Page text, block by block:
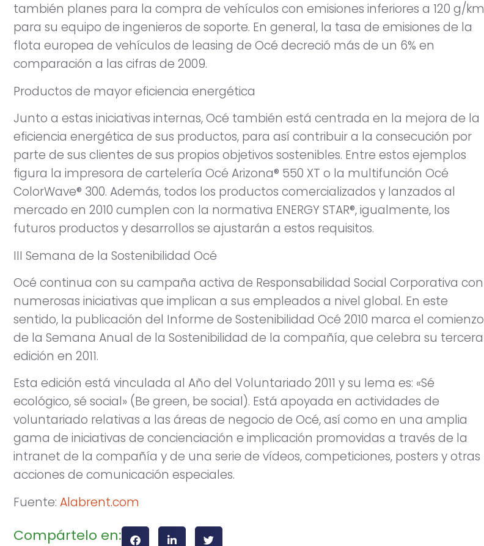
también planes para la compra de vehículos con emisiones inferiores a 120 g/km
para su equipo de ingenieros de soporte. En general, la tasa de emisiones de la
flota europea de vehículos de leasing de Océ decreció más de un 6% en
comparación a las cifras de 2009.
Productos de mayor eficiencia energética
Junto a estas iniciativas internas, Océ también está centrada en la mejora de la
eficiencia energética de sus productos, para así contribuir a la consecución por
parte de sus clientes de sus propios objetivos sostenibles. Entre estos ejemplos
figura la impresora de cartelería Océ Arizona® 550 XT o la multifunción Océ
ColorWave® 300. Además, todos los productos comercializados y lanzados al
mercado en 2010 cumplen con la normativa ENERGY STAR®, igualmente, los
futuros productos y desarrollos se ajustarán a estos requisitos.
III Semana de la Sostenibilidad Océ
Océ continua con su campaña activa de Responsabilidad Social Corporativa con
numerosas iniciativas que implican a sus empleados a nivel global. En este
sentido, la publicación del Informe de Sostenibilidad Océ 2010 marca el comienzo
de la Semana Anual de la Sostenibilidad de la compañía, que celebra su tercera
edición en 2011.
Esta edición está vinculada al Año del Voluntariado 2011 y su lema es: «Sé
ecológico, sé social» (Be green, be social). Está apoyada en actividades de
voluntariado relativas a las áreas de negocio de Océ, así como en una amplia
gama de iniciativas de concienciación e implicación promovidas a través de la
intranet de la compañía y de una serie de vídeos, competiciones, posters y otras
acciones de comunicación especiales.
Fuente: Alabrent.com
Compártelo en: